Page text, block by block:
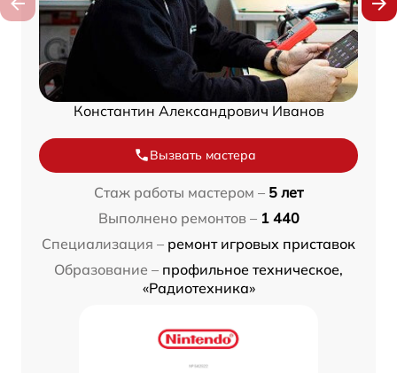
Константин Александрович Иванов
Вызвать мастера
Стаж работы мастером – 5 лет
Выполнено ремонтов – 1 440
Специализация – ремонт игровых приставок
Образование – профильное техническое,
«Радиотехника»